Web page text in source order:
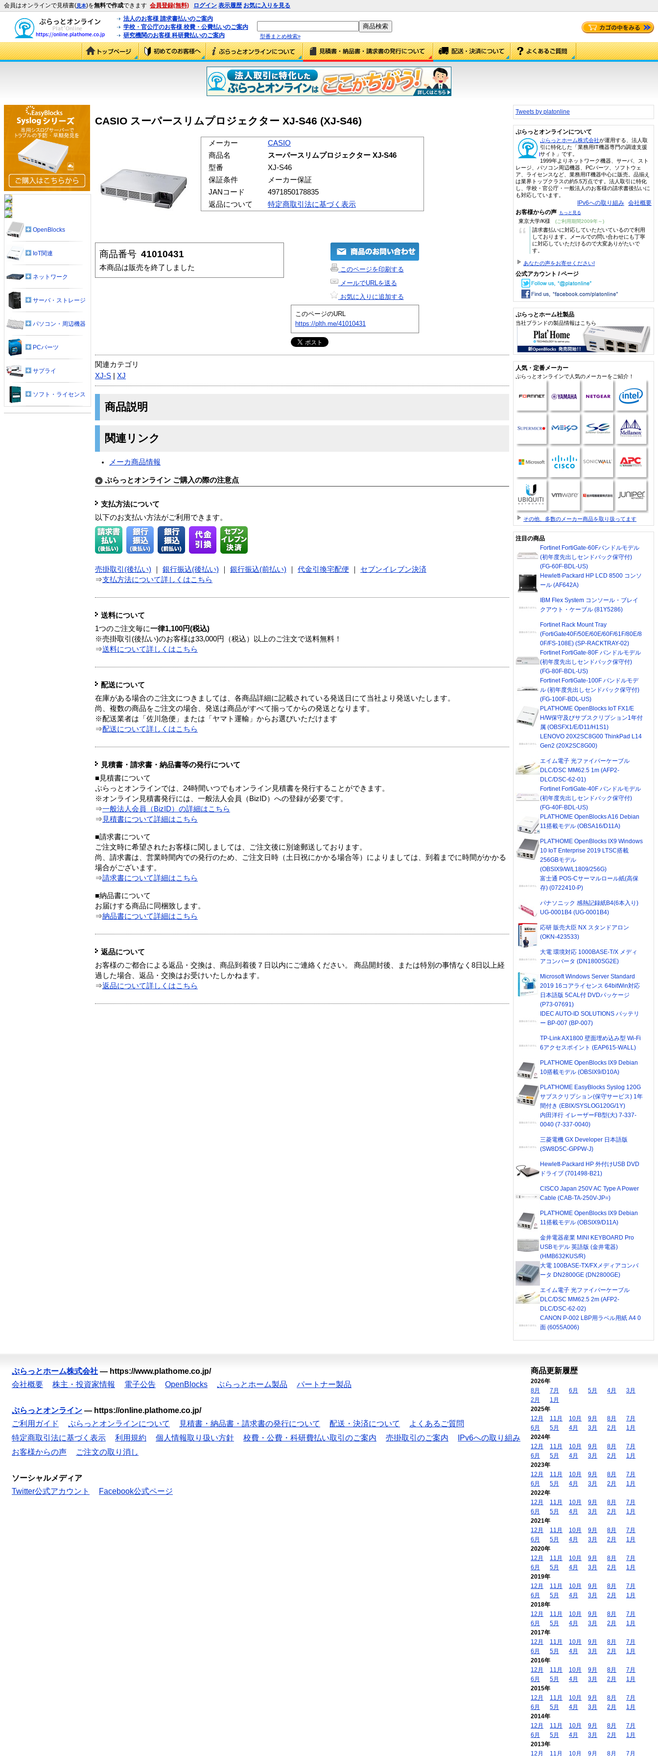
会員はオンラインで見積書(見本)を無料で作成できます 会員登録(無料) ログイン 表示履歴 お気に入りを見る
法人のお客様 請求書払いのご案内
学校・官公庁のお客様 校費・公費払いのご案内
研究機関のお客様 科研費払いのご案内
型番まとめ検索»
CASIO スーパースリムプロジェクター XJ-S46 (XJ-S46)
メーカー
CASIO
商品名
スーパースリムプロジェクター XJ-S46
型番
XJ-S46
保証条件
メーカー保証
JANコード
4971850178835
返品について
特定商取引法に基づく表示
商品番号 41010431
本商品は販売を終了しました
このページを印刷する
メールでURLを送る
お気に入りに追加する
このページのURL
https://plth.me/41010431
関連カテゴリ
XJ-S
XJ
商品説明
関連リンク
メーカ商品情報
ぷらっとオンライン ご購入の際の注意点
支払方法について
以下のお支払い方法がご利用できます。
売掛取引(後払い) 銀行振込(後払い) 銀行振込(前払い) 代金引換宅配便
セブンイレブン決済
⇒支払方法について詳しくはこちら
送料について
1つのご注文毎に一律1,100円(税込)
※売掛取引(後払い)のお客様は33,000円（税込）以上のご注文で送料無料！
⇒送料について詳しくはこちら
配送について
在庫がある場合のご注文につきましては、各商品詳細に記載されている発送日にて当社より発送いたします。
尚、複数の商品をご注文の場合、発送は商品がすべて揃ってからの発送となります。
※配送業者は「佐川急便」または「ヤマト運輸」からお選びいただけます
⇒配送について詳しくはこちら
見積書・請求書・納品書等の発行について
■見積書について
ぷらっとオンラインでは、24時間いつでもオンライン見積書を発行することができます。
※オンライン見積書発行には、一般法人会員（BizID）への登録が必要です。
⇒一般法人会員（BizID）の詳細はこちら
⇒ 見積書について詳細はこちら
■請求書について
ご注文時に希望されたお客様に関しましては、ご注文後に別途郵送しております。
尚、請求書は、営業時間内での発行のため、ご注文日時（土日祝にかかる場合等）によりましては、到着までに時間がかかる
場合がございます。
⇒請求書について詳細はこちら
■納品書について
お届けする商品に同梱致します。
⇒納品書について詳細はこちら
返品について
お客様のご都合による返品・交換は、商品到着後７日以内にご連絡ください。 商品開封後、または特別の事情なく8日以上経
過した場合、返品・交換はお受けいたしかねます。
⇒返品について詳しくはこちら
OpenBlocks
IoT関連
ネットワーク
サーバ・ストレージ
パソコン・周辺機器
PCパーツ
サプライ
ソフト・ライセンス
Tweets by platonline
ぷらっとオンラインについて
ぷらっとホーム株式会社が運用する、法人取
引に特化した「業務用IT機器専門の調達支援
サイト」です。
1999年よりネットワーク機器、サーバ、スト
レージ、パソコン周辺機器、PCパーツ、ソフトウェ
ア、ライセンスなど、業務用IT機器中心に販売。品揃え
は業界トップクラスの約5.5万点です。法人取引に特化
し、学校・官公庁・一般法人のお客様の請求書後払いに
も対応しています。
IPv6への取り組み 会社概要
お客様からの声 もっと見る
東京大学/K様 (ご利用期間2009年～)
“
請求書払いに対応していただいているので利用
しております。メールでの問い合わせにも丁寧
に対応していただけるので大変ありがたいで
す。
あなたの声をお寄せください!
公式アカウント / ページ
ぷらっとホーム社製品
当社ブランドの製品情報はこちら
人気・定番メーカー
ぷらっとオンラインで人気のメーカーをご紹介！
その他、多数のメーカー商品を取り扱ってます
注目の商品
Fortinet FortiGate-60Fバンドルモデル
(初年度先出しセンドバック保守付)
(FG-60F-BDL-US)
Hewlett-Packard HP LCD 8500 コンソ
ール (AF642A)
IBM Flex System コンソール・ブレイ
クアウト・ケーブル (81Y5286)
Fortinet Rack Mount Tray
(FortiGate40F/50E/60E/60F/61F/80E/8
0F/FS-108E) (SP-RACKTRAY-02)
Fortinet FortiGate-80F バンドルモデル
(初年度先出しセンドバック保守付)
(FG-80F-BDL-US)
Fortinet FortiGate-100F バンドルモデ
ル (初年度先出しセンドバック保守付)
(FG-100F-BDL-US)
PLAT'HOME OpenBlocks IoT FX1/E
H/W保守及びサブスクリプション1年付
属 (OBSFX1/E/D11/H1S1)
LENOVO 20X2SC8G00 ThinkPad L14
Gen2 (20X2SC8G00)
エイム電子 光ファイバーケーブル
DLC/DSC MM62.5 1m (AFP2-
DLC/DSC-62-01)
Fortinet FortiGate-40F バンドルモデル
(初年度先出しセンドバック保守付)
(FG-40F-BDL-US)
PLAT'HOME OpenBlocks A16 Debian
11搭載モデル (OBSA16/D11A)
PLAT'HOME OpenBlocks IX9 Windows
10 IoT Enterprise 2019 LTSC搭載
256GBモデル
(OBSIX9/W/L1809/256G)
富士通 POS-Cサーマルロール紙(高保
存) (0722410-P)
パナソニック 感熱記録紙B4(6本入り)
UG-0001B4 (UG-0001B4)
応研 販売大臣 NX スタンドアロン
(OKN-423533)
大電 環境対応 1000BASE-T/X メディ
アコンバータ (DN1800SG2E)
Microsoft Windows Server Standard
2019 16コアライセンス 64bitWin対応
日本語版 5CAL付 DVDパッケージ
(P73-07691)
IDEC AUTO-ID SOLUTIONS バッテリ
ー BP-007 (BP-007)
TP-Link AX1800 壁面埋め込み型 Wi-Fi
6アクセスポイント (EAP615-WALL)
PLAT'HOME OpenBlocks IX9 Debian
10搭載モデル (OBSIX9/D10A)
PLAT'HOME EasyBlocks Syslog 120G
サブスクリプション(保守サービス) 1年
間付き (EBIX/SYSLOG120G/1Y)
内田洋行 イレーザーFB型(大) 7-337-
0040 (7-337-0040)
三菱電機 GX Developer 日本語版
(SW8D5C-GPPW-J)
Hewlett-Packard HP 外付けUSB DVD
ドライブ (701498-B21)
CISCO Japan 250V AC Type A Power
Cable (CAB-TA-250V-JP=)
PLAT'HOME OpenBlocks IX9 Debian
11搭載モデル (OBSIX9/D11A)
金井電器産業 MINI KEYBOARD Pro
USBモデル 英語版 (金井電器)
(HMB632KUS/R)
大電 100BASE-TX/FXメディアコンバ
ータ DN2800GE (DN2800GE)
エイム電子 光ファイバーケーブル
DLC/DSC MM62.5 2m (AFP2-
DLC/DSC-62-02)
CANON P-002 LBP用ラベル用紙 A4 0
面 (6055A006)
ぷらっとホーム株式会社 — https://www.plathome.co.jp/
会社概要
株主・投資家情報 電子公告 OpenBlocks ぷらっとホーム製品 パートナー製品
ぷらっとオンライン — https://online.plathome.co.jp/
ご利用ガイド
ぷらっとオンラインについて 見積書・納品書・請求書の発行について 配送・決済について
よくあるご質問
特定商取引法に基づく表示
利用規約 個人情報取り扱い方針 校費・公費・科研費払い取引のご案内 売掛取引のご案内
IPv6への取り組み
お客様からの声
ご注文の取り消し
ソーシャルメディア
Twitter公式アカウント
Facebook公式ページ
商品更新履歴
2026年
8月
7月 6月 5月 4月
3月
2月
1月
2025年
12月
11月 10月 9月 8月
7月
6月
5月 4月 3月 2月
1月
2024年
12月
11月 10月 9月 8月
7月
6月
5月 4月 3月 2月
1月
2023年
12月
11月 10月 9月 8月
7月
6月
5月 4月 3月 2月
1月
2022年
12月
11月 10月 9月 8月
7月
6月
5月 4月 3月 2月
1月
2021年
12月
11月 10月 9月 8月
7月
6月
5月 4月 3月 2月
1月
2020年
12月
11月 10月 9月 8月
7月
6月
5月 4月 3月 2月
1月
2019年
12月
11月 10月 9月 8月
7月
6月
5月 4月 3月 2月
1月
2018年
12月
11月 10月 9月 8月
7月
6月
5月 4月 3月 2月
1月
2017年
12月
11月 10月 9月 8月
7月
6月
5月 4月 3月 2月
1月
2016年
12月
11月 10月 9月 8月
7月
6月
5月 4月 3月 2月
1月
2015年
12月
11月 10月 9月 8月
7月
6月
5月 4月 3月 2月
1月
2014年
12月
11月 10月 9月 8月
7月
6月
5月 4月 3月 2月
1月
2013年
12月
11月 10月 9月 8月 7月